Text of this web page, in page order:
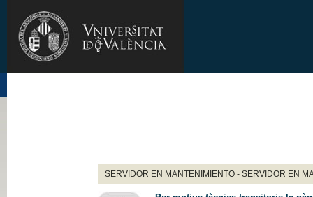
SERVIDOR EN MANTENIMIENTO - SERVIDOR EN